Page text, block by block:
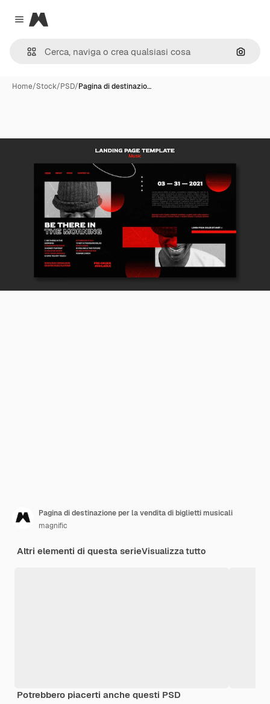
Close menu
Magnific
Cerca
Home/Stock/PSD/Pagina di destinazio…
Pagina di destinazione per la vendita di biglietti musicali
magnific
Altri elementi di questa serieVisualizza tutto
Potrebbero piacerti anche questi PSD